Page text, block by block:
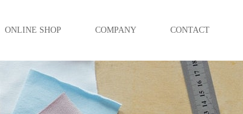
ONLINE SHOP COMPANY CONTACT